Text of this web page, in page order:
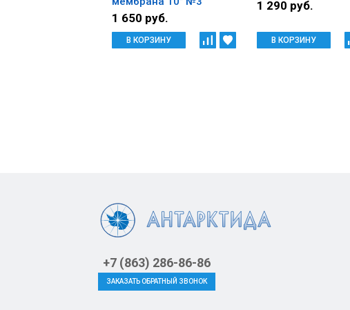
1 650 руб.
В КОРЗИНУ
1 290 руб.
В КОРЗИНУ
+7 (863) 286-86-86
ЗАКАЗАТЬ ОБРАТНЫЙ ЗВОНОК